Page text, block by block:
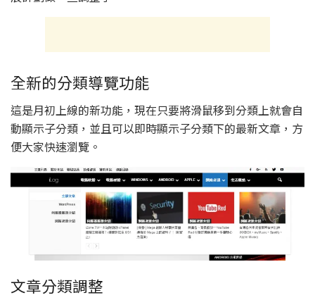
全新的分類導覽功能
這是月初上線的新功能，現在只要將滑鼠移到分類上就會自
動顯示子分類，並且可以即時顯示子分類下的最新文章，方
便大家快速瀏覽。
文章分類調整